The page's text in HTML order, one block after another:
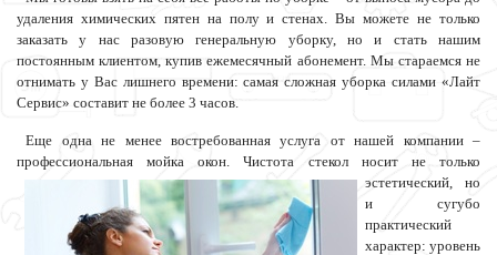
удаления химических пятен на полу и стенах. Вы можете не только
заказать у нас разовую генеральную уборку, но и стать нашим
постоянным клиентом, купив ежемесячный абонемент. Мы стараемся не
отнимать у Вас лишнего времени: самая сложная уборка силами «Лайт
Сервис» составит не более 3 часов.
Еще одна не менее востребованная услуга от нашей компании –
профессиональная мойка окон. Чистота стекол носит не только
эстетический, но
и сугубо
практический
характер: уровень